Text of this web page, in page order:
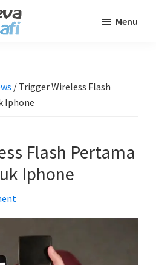
Menu
/ Trigger Wireless Flash
Iphone
Flash Pertama
Iphone